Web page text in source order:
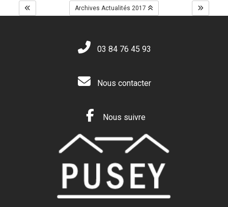
Archives Actualités 2017
03 84 76 45 93
Nous contacter
Nous suivre